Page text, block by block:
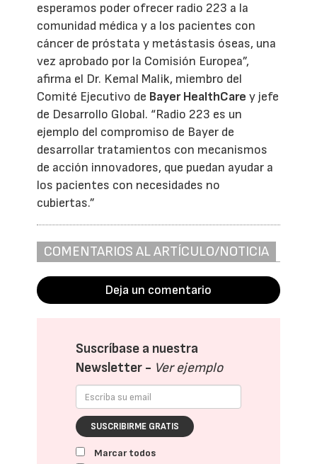
esperamos poder ofrecer radio 223 a la
comunidad médica y a los pacientes con
cáncer de próstata y metástasis óseas, una
vez aprobado por la Comisión Europea”,
afirma el Dr. Kemal Malik, miembro del
Comité Ejecutivo de Bayer HealthCare y jefe
de Desarrollo Global. “Radio 223 es un
ejemplo del compromiso de Bayer de
desarrollar tratamientos con mecanismos
de acción innovadores, que puedan ayudar a
los pacientes con necesidades no
cubiertas.”
COMENTARIOS AL ARTÍCULO/NOTICIA
Deja un comentario
Suscríbase a nuestra
Newsletter - Ver ejemplo
SUSCRIBIRME GRATIS
Marcar todos